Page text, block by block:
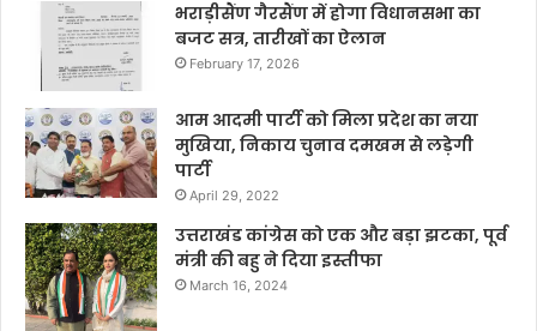
भराड़ीसैंण गैरसैंण में होगा विधानसभा का
बजट सत्र, तारीखों का ऐलान
February 17, 2026
आम आदमी पार्टी को मिला प्रदेश का नया
मुखिया, निकाय चुनाव दमखम से लड़ेगी
पार्टी
April 29, 2022
उत्तराखंड कांग्रेस को एक और बड़ा झटका, पूर्व
मंत्री की बहु ने दिया इस्तीफा
March 16, 2024